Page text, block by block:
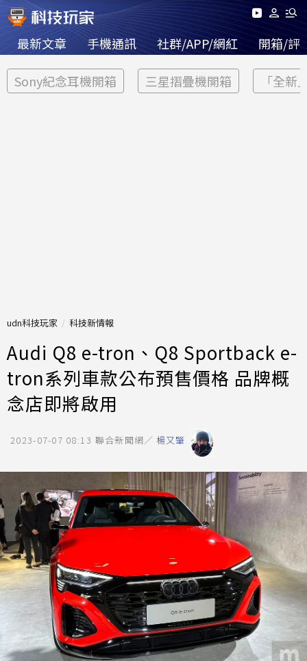
最新文章 手機通訊 社群/APP/網紅 開箱/評
Sony紀念耳機開箱 三星摺疊機開箱 「全新
udn科技玩家 科技新情報
Audi Q8 e-tron、Q8 Sportback e-
tron系列車款公布預售價格 品牌概
念店即將啟用
2023-07-07 08:13 聯合新聞網／ 楊又肇